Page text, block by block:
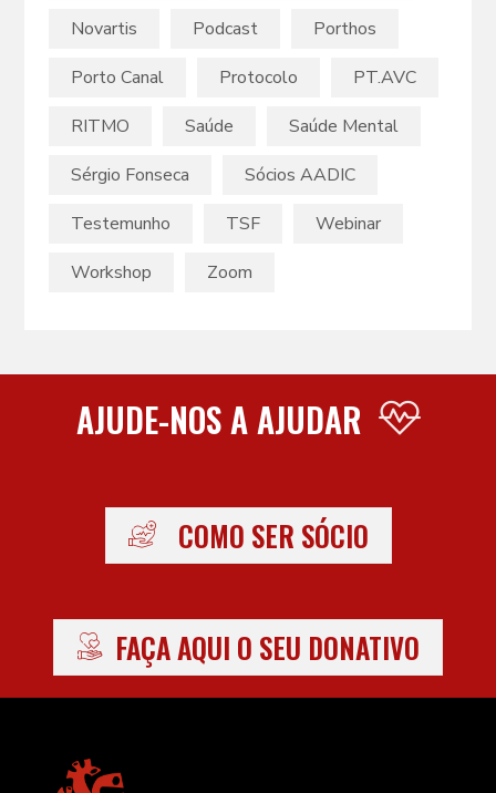
Novartis
Podcast
Porthos
Porto Canal
Protocolo
PT.AVC
RITMO
Saúde
Saúde Mental
Sérgio Fonseca
Sócios AADIC
Testemunho
TSF
Webinar
Workshop
Zoom
AJUDE-NOS A AJUDAR
COMO SER SÓCIO
FAÇA AQUI O SEU DONATIVO